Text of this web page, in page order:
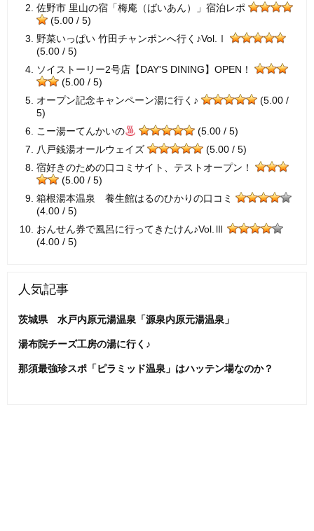
佐野市 里山の宿「梅庵（ばいあん）」宿泊レポ
(5.00 / 5)
野菜いっぱい 竹田チャンポンへ行く♪Vol.Ⅰ
(5.00 / 5)
ソイストーリー2号店【DAY'S DINING】OPEN！
(5.00 / 5)
オープン記念キャンペーン湯に行く♪
(5.00 /
5)
こー湯ーてんかいの
(5.00 / 5)
八戸銭湯オールウェイズ
(5.00 / 5)
宿好きのための口コミサイト、テストオープン！
(5.00 / 5)
箱根湯本温泉 養生館はるのひかりの口コミ
(4.00 / 5)
おんせん券で風呂に行ってきたけん♪Vol.Ⅲ
(4.00 / 5)
人気記事
茨城県 水戸内原元湯温泉「源泉内原元湯温泉」
湯布院チーズ工房の湯に行く♪
那須最強珍スポ「ピラミッド温泉」はハッテン場なのか？